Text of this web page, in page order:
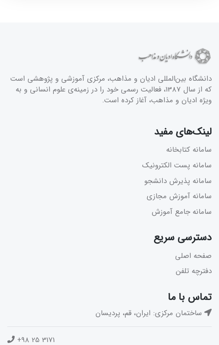
دانشگاه بین‌المللی ادیان و مذاهب، مرکزی آموزشی و پژوهشی است
که از سال 1387، فعالیت رسمی خود را در زمینه‌ی علوم انسانی و به
ویژه ادیان و مذاهب، آغاز کرده است.
لینک‌های مفید
سامانه کتابخانه
سامانه پست الکترونیک
سامانه پذیرش دانشجو
سامانه آموزش مجازی
سامانه جامع آموزش
دسترسی سریع
صفحه اصلی
دفترچه تلفن
تماس با ما
ساختمان مرکزی: ایران، قم، پردیسان
+98 25 3171